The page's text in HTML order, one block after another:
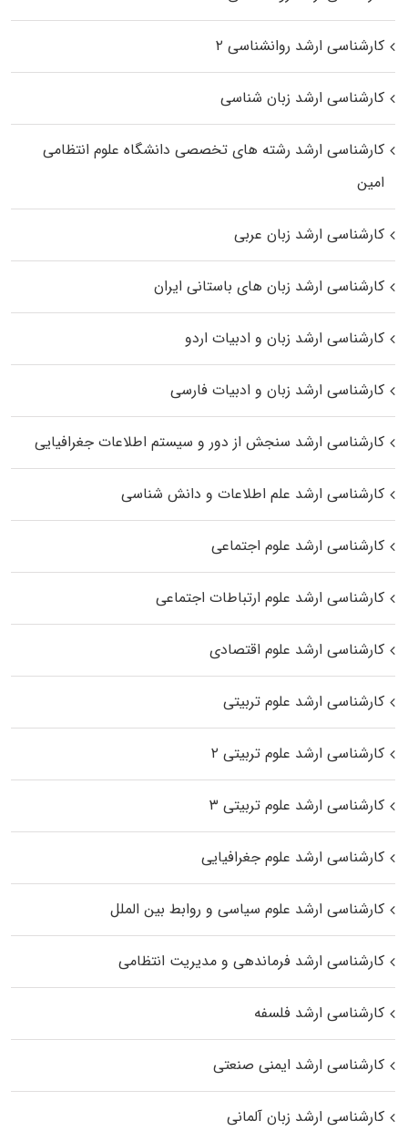
کارشناسی ارشد روانشناسی ۲
کارشناسی ارشد زبان شناسی
کارشناسی ارشد رﺷﺘﻪ ﻫﺎی تخصصی داﻧﺸﮕﺎه ﻋﻠﻮم انتظامی
اﻣﻴﻦ
کارشناسی ارشد زبان عربی
کارشناسی ارشد زبان‌ های باستانی ایران
کارشناسی ارشد زبان و ادبیات اردو
کارشناسی ارشد زبان و ادبیات فارسی
کارشناسی ارشد سنجش از دور و سیستم اطلاعات جغرافیایی
کارشناسی ارشد علم اطلاعات و دانش شناسی
کارشناسی ارشد علوم اجتماعی
کارشناسی ارشد علوم ارتباطات اجتماعی
کارشناسی ارشد علوم اقتصادی
کارشناسی ارشد علوم تربیتی
کارشناسی ارشد علوم تربیتی ۲
کارشناسی ارشد علوم تربیتی ۳
کارشناسی ارشد علوم جغرافیایی
کارشناسی ارشد علوم سیاسی و روابط بین الملل
کارشناسی ارشد فرماندهی و مدیریت انتظامی
کارشناسی ارشد فلسفه
کارشناسی ارشد ایمنی صنعتی
کارشناسی ارشد زبان آلمانی